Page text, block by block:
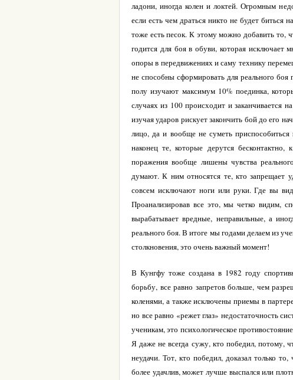
ладони, иногда колен и локтей. Огромным
если есть чем драться никто не будет биться
тоже есть песок. К этому можно добавить то,
годится для боя в обуви, которая исключает
опоры в передвижениях и саму технику
не способны сформировать для реального
полу изучают максимум 10% поединка,
случаях из 100 происходит и заканчивается
изучая ударов рискует закончить бой до его
лицо, да и вообще не суметь
наконец те, которые дерутся
поражения вообще лишены чувства
думают. К ним относятся те, кто запрещает
совсем исключают ноги или руки. Где вы
Проанализировав все это, мы четко видим,
вырабатывает вредные, неправильные, а
реального боя. В итоге мы годами делаем из
столкновения, это очень важный момент!
В Кунгфу тоже создана в 1982 году
борьбу, все равно запретов больше, чем
коленями, а также исключены приемы в
но все равно «режет глаз» недостаточность
ученикам, это психологическое
Я даже не всегда сужу, кто победил, потому,
неудачи. Тот, кто победил, доказал только
более удачлив, может лучше выспался или